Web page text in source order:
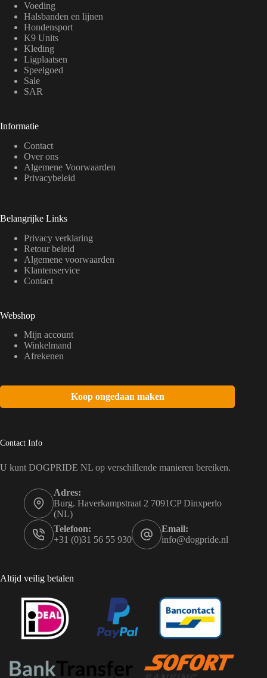
Voeding
Halsbanden en lijnen
Hondensport
K9 Units
Kleding
Ligplaatsen
Speelgoed
Sale
SAR
Informatie
Contact
Over ons
Algemene Voorwaarden
Privacybeleid
Belangrijke Links
Privacy verklaring
Retour beleid
Algemene voorwaarden
Klantenservice
Contact
Webshop
Mijn account
Winkelmand
Afrekenen
Koop ongedaan maken
Contact Info
U kunt DOGPRIDE NL op verschillende manieren bereiken.
Adres:
Burg. Haverkampstraat 2 7091CP Dinxperlo
(NL)
Telefoon:
+31 (0)31 56 55 930
Email:
info@dogpride.nl
Altijd veilig betalen